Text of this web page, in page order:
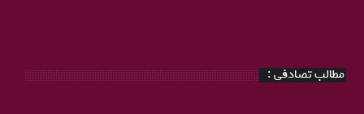
مطالب تصادفی :